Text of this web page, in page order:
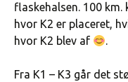
flaskehalsen. 100
hvor K2 er placeret,
hvor K2 blev af
.
Fra K1 – K3 går det